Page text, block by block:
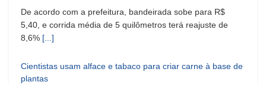
De acordo com a prefeitura, bandeirada sobe para R$
5,40, e corrida média de 5 quilômetros terá reajuste de
8,6% [...]
Cientistas usam alface e tabaco para criar carne à base de
plantas